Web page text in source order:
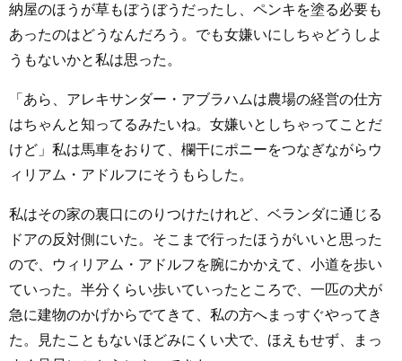
納屋のほうが草もぼうぼうだったし、ペンキを塗る必要も
あったのはどうなんだろう。でも女嫌いにしちゃどうしよ
うもないかと私は思った。
「あら、アレキサンダー・アブラハムは農場の経営の仕方
はちゃんと知ってるみたいね。女嫌いとしちゃってことだ
けど」私は馬車をおりて、欄干にポニーをつなぎながらウ
ィリアム・アドルフにそうもらした。
私はその家の裏口にのりつけたけれど、ベランダに通じる
ドアの反対側にいた。そこまで行ったほうがいいと思った
ので、ウィリアム・アドルフを腕にかかえて、小道を歩い
ていった。半分くらい歩いていったところで、一匹の犬が
急に建物のかげからでてきて、私の方へまっすぐやってき
た。見たこともないほどみにくい犬で、ほえもせず、まっ